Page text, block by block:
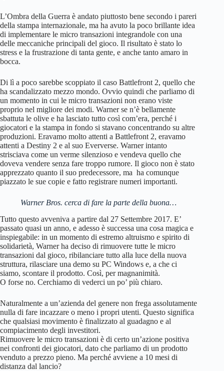
L’Ombra della Guerra è andato piuttosto bene secondo i pareri
della stampa internazionale, ma ha avuto la poco brillante idea
di implementare le micro transazioni integrandole con una
delle meccaniche principali del gioco. Il risultato è stato lo
stress e la frustrazione di tanta gente, e anche tanto amaro in
bocca.
Di lì a poco sarebbe scoppiato il caso Battlefront 2, quello che
ha scandalizzato mezzo mondo. Ovvio quindi che parliamo di
un momento in cui le micro transazioni non erano viste
proprio nel migliore dei modi. Warner se n’è bellamente
sbattuta le olive e ha lasciato tutto così com’era, perché i
giocatori e la stampa in fondo si stavano concentrando su altre
produzioni. Eravamo molto attenti a Battlefront 2, eravamo
attenti a Destiny 2 e al suo Eververse. Warner intanto
strisciava come un verme silenzioso e vendeva quello che
doveva vendere senza fare troppo rumore. Il gioco non è stato
apprezzato quanto il suo predecessore, ma ha comunque
piazzato le sue copie e fatto registrare numeri importanti.
Warner Bros. cerca di fare la parte della buona…
Tutto questo avveniva a partire dal 27 Settembre 2017. E’
passato quasi un anno, e adesso è successa una cosa magica e
inspiegabile: in un momento di estremo altruismo e spirito di
solidarietà, Warner ha deciso di rimuovere tutte le micro
transazioni dal gioco, ribilanciare tutto alla luce della nuova
struttura, rilasciare una demo su PC Windows e, a che ci
siamo, scontare il prodotto. Così, per magnanimità.
O forse no. Cerchiamo di vederci un po’ più chiaro.
Naturalmente a un’azienda del genere non frega assolutamente
nulla di fare incazzare o meno i propri utenti. Questo significa
che qualsiasi movimento è finalizzato al guadagno e al
compiacimento degli investitori.
Rimuovere le micro transazioni è di certo un’azione positiva
nei confronti dei giocatori, dato che parliamo di un prodotto
venduto a prezzo pieno. Ma perché avviene a 10 mesi di
distanza dal lancio?